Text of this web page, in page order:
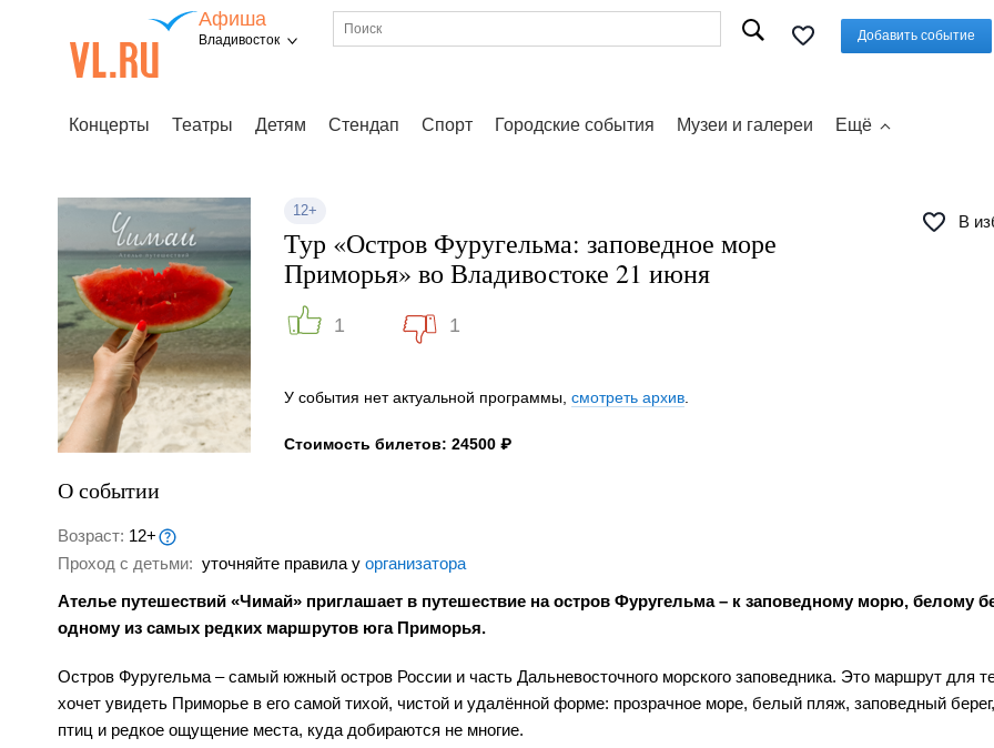
Афиша
Владивосток Добавить событие
Концерты Театры Детям Стендап Спорт Городские события Музеи и галереи Ещё
12+
В
Тур «Остров Фуругельма: заповедное море
Приморья» во Владивостоке 21 июня
1 1
У события нет актуальной программы, смотреть архив
Стоимость билетов: 24500 ₽
О событии
Возраст: 12+
Проход с детьми: уточняйте правила у организатора
Ателье путешествий «Чимай» приглашает в путешествие на остров Фуругельма – к заповедному морю, белому
одному из самых редких маршрутов юга Приморья.
Остров Фуругельма – самый южный остров России и часть Дальневосточного морского заповедника. Это маршрут для
хочет увидеть Приморье в его самой тихой, чистой и удалённой форме: прозрачное море, белый пляж, заповедный
птиц и редкое ощущение места, куда добираются не многие.